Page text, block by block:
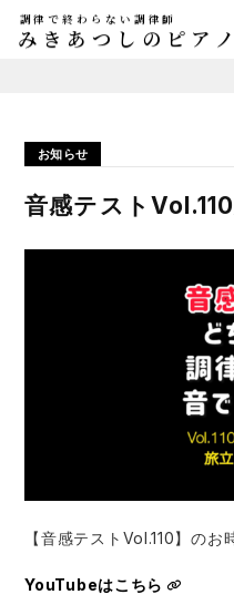
調律で終わらない調律師
みきあつしのピア
お知らせ
音感テスト
【音感テストVol.110】のお
YouTubeはこちら